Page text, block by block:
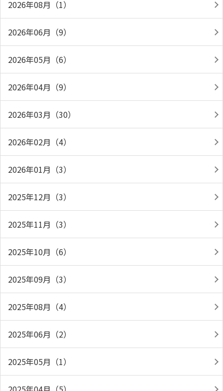
2026年08月（1）
2026年06月（9）
2026年05月（6）
2026年04月（9）
2026年03月（30）
2026年02月（4）
2026年01月（3）
2025年12月（3）
2025年11月（3）
2025年10月（6）
2025年09月（3）
2025年08月（4）
2025年06月（2）
2025年05月（1）